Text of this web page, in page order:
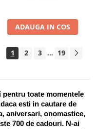
ADAUGA IN COS
1 2 3 ... 19
pentru toate momentele
esti in cautare de
aniversari, onomastice,
700 de cadouri. N-ai